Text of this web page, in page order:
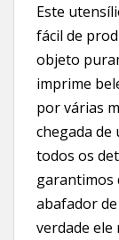
Este
fácil de
objeto
imprime
por várias
chegada de
todos os
garantimos
abafador
verdade ele